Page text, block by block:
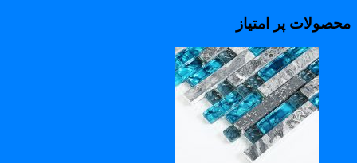
پر امتیاز